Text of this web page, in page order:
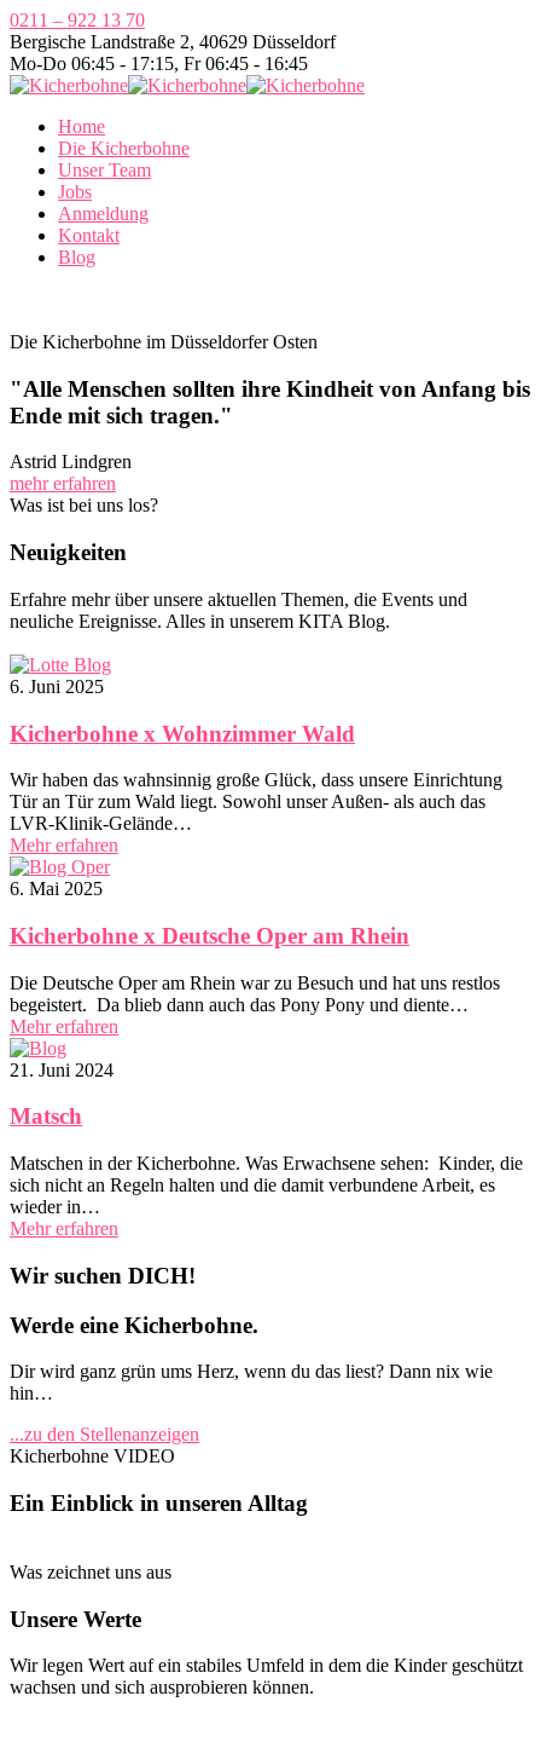
0211 – 922 13 70
Bergische Landstraße 2, 40629 Düsseldorf
Mo-Do 06:45 - 17:15, Fr 06:45 - 16:45
Home
Die Kicherbohne
Unser Team
Jobs
Anmeldung
Kontakt
Blog
Die Kicherbohne im Düsseldorfer Osten
"Alle Menschen sollten ihre Kindheit von Anfang bis
Ende mit sich tragen."
Astrid Lindgren
mehr erfahren
Was ist bei uns los?
Neuigkeiten
Erfahre mehr über unsere aktuellen Themen, die Events und
neuliche Ereignisse. Alles in unserem KITA Blog.
6. Juni 2025
Kicherbohne x Wohnzimmer Wald
Wir haben das wahnsinnig große Glück, dass unsere Einrichtung
Tür an Tür zum Wald liegt. Sowohl unser Außen- als auch das
LVR-Klinik-Gelände…
Mehr erfahren
6. Mai 2025
Kicherbohne x Deutsche Oper am Rhein
Die Deutsche Oper am Rhein war zu Besuch und hat uns restlos
begeistert. Da blieb dann auch das Pony Pony und diente…
Mehr erfahren
21. Juni 2024
Matsch
Matschen in der Kicherbohne. Was Erwachsene sehen: Kinder, die
sich nicht an Regeln halten und die damit verbundene Arbeit, es
wieder in…
Mehr erfahren
Wir suchen DICH!
Werde eine Kicherbohne.
Dir wird ganz grün ums Herz, wenn du das liest? Dann nix wie
hin…
...zu den Stellenanzeigen
Kicherbohne VIDEO
Ein Einblick in unseren Alltag
Was zeichnet uns aus
Unsere Werte
Wir legen Wert auf ein stabiles Umfeld in dem die Kinder geschützt
wachsen und sich ausprobieren können.